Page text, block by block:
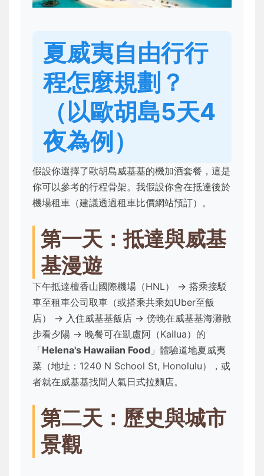
夏威夷自由行行
程怎麼規劃？
（以歐胡島5天4
夜為例）
假設你選擇了歐胡島威基基的機加酒套餐，這是
你可以參考的行程骨架。我假設你會在抵達後於
機場租車（建議透過租車比價網站預訂）。
第一天：抵達與威基
基漫遊
下午抵達檀香山國際機場（HNL） → 搭乘接駁
車至租車公司取車（或搭乘共乘如Uber至飯
店） → 入住威基基飯店 → 傍晚在威基基海灘散
步看夕陽 → 晚餐可在凱盧阿（Kailua）的
「Helena's Hawaiian Food 」體驗道地夏威夷
菜（地址：1240 N School St, Honolulu），或
者就在威基基找間人氣日式拉麵店。
第二天：歷史與城市
景觀